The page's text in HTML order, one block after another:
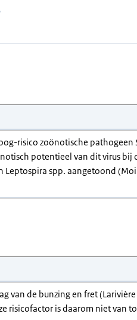
risico zoönotische
potentieel van dit virus
spp. aangetoond
van de bunzing en fret
risicofactor is daarom niet van